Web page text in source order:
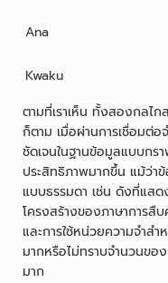
Ana
Kwaku
ตามที่เราเห็น ทั้งสองกลไ
ก็ตาม เมื่อผ่านการเชื่อมต่
ชัดเจนในฐานข้อมูลแบบกร
ประสิทธิภาพมากขึ้น แม้ว่า
แบบธรรมดา เช่น ดังที่แส
โครงสร้างของภาษาการ
และการใช้หน่วยความจำส
มากหรือไม่ทราบจำนวนขอ
มาก